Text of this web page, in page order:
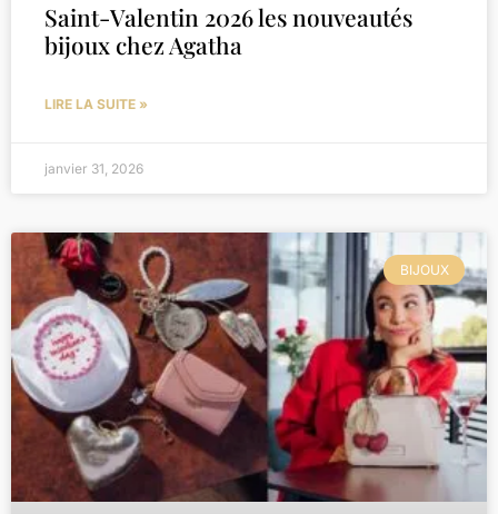
Saint-Valentin 2026 les nouveautés
bijoux chez Agatha
LIRE LA SUITE »
janvier 31, 2026
BIJOUX